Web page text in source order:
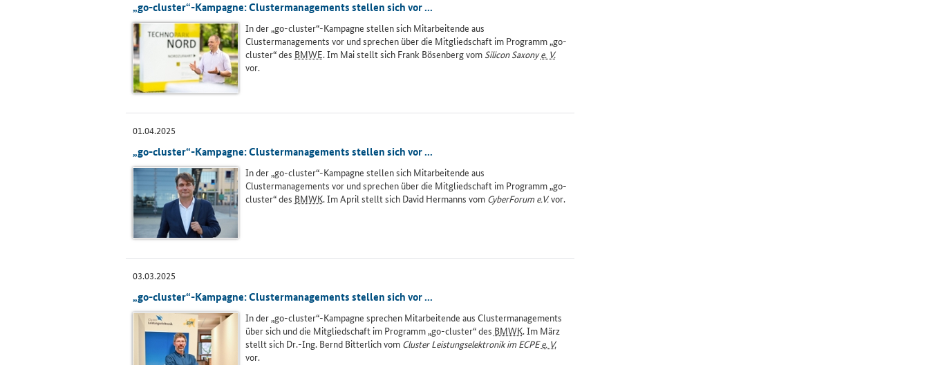
„go-cluster“-Kampagne: Clustermanagements stellen sich vor ...
In der „go-cluster“-Kampagne stellen sich Mitarbeitende aus
Clustermanagements vor und sprechen über die Mitgliedschaft im Programm „go-
cluster“ des BMWE. Im Mai stellt sich Frank Bösenberg vom Silicon Saxony e. V.
vor.
01.04.2025
„go-cluster“-Kampagne: Clustermanagements stellen sich vor ...
In der „go-cluster“-Kampagne stellen sich Mitarbeitende aus
Clustermanagements vor und sprechen über die Mitgliedschaft im Programm „go-
cluster“ des BMWK. Im April stellt sich David Hermanns vom CyberForum e.V.vor.
03.03.2025
„go-cluster“-Kampagne: Clustermanagements stellen sich vor ...
In der „go-cluster“-Kampagne sprechen Mitarbeitende aus Clustermanagements
über sich und die Mitgliedschaft im Programm „go-cluster“ des BMWK. Im März
stellt sich Dr.-Ing. Bernd Bitterlich vom Cluster Leistungselektronik im ECPEe. V.
vor.